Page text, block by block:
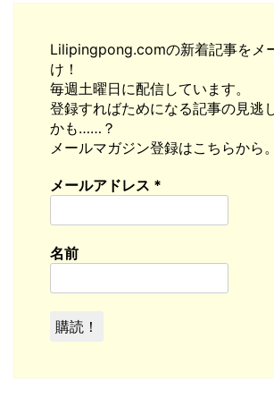
Lilipingpong.comの新着記事をメ
け！
毎週土曜日に配信しています。
登録すればためになる記事の見逃
かも……？
メールマガジン登録はこちらから。
メールアドレス *
名前